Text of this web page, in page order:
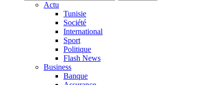
Actu
Tunisie
Société
International
Sport
Politique
Flash News
Business
Banque